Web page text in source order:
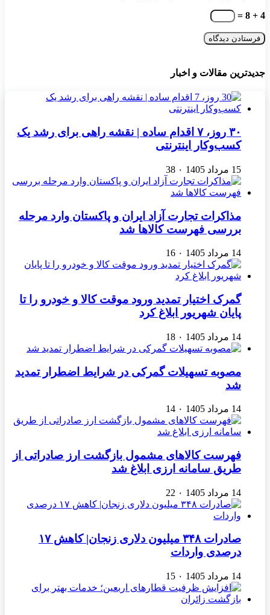
4 + 8 =
جدیدترین مقالات و اخبار
۳۰ روز، ۷ اقدام ساده | نقشه راهی برای رشد یک
کسب‌وکار اینترنتی
15 مرداد 1405 ۰ 38
مذاکرات تجارت آزاد ایران و پاکستان وارد مرحله
بررسی فهرست کالاها شد
14 مرداد 1405 ۰ 16
گمرک اختیار تمدید ورود موقت کالا و خودرو را تا
پایان شهریور ابلاغ کرد
14 مرداد 1405 ۰ 18
مصوبه تسهیلات گمرکی در شرایط اضطرار تمدید
شد
14 مرداد 1405 ۰ 14
فهرست کالاهای مشمول بازگشت ارز صادراتی از
طریق سامانه ارزی ابلاغ شد
14 مرداد 1405 ۰ 22
صادرات ۳۴۸ میلیون دلاری زنجان| ‌کاهش ۱۷
درصدی واردات
14 مرداد 1405 ۰ 15